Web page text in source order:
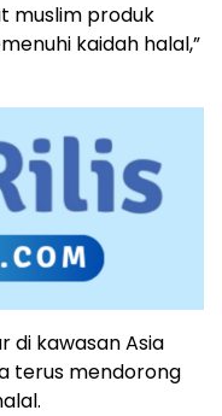
muslim produk
kaidah halal,”
di kawasan Asia
terus mendorong